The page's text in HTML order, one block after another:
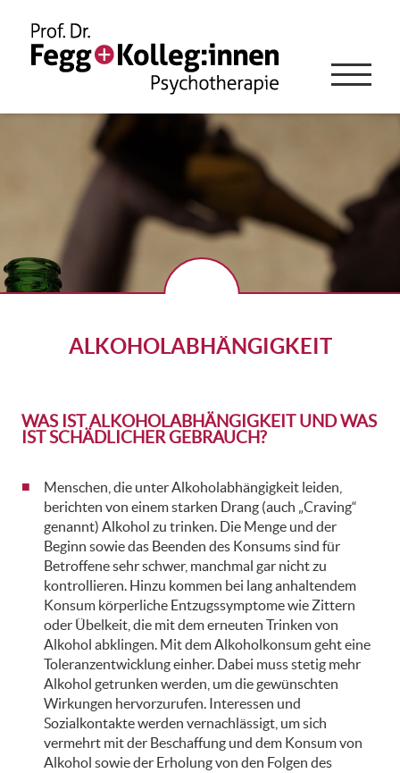
ALKOHOLABHÄNGIGKEIT
WAS IST ALKOHOLABHÄNGIGKEIT UND WAS
IST SCHÄDLICHER GEBRAUCH?
Menschen, die unter Alkoholabhängigkeit leiden,
berichten von einem starken Drang (auch „Craving“
genannt) Alkohol zu trinken. Die Menge und der
Beginn sowie das Beenden des Konsums sind für
Betroffene sehr schwer, manchmal gar nicht zu
kontrollieren. Hinzu kommen bei lang anhaltendem
Konsum körperliche Entzugssymptome wie Zittern
oder Übelkeit, die mit dem erneuten Trinken von
Alkohol abklingen. Mit dem Alkoholkonsum geht eine
Toleranzentwicklung einher. Dabei muss stetig mehr
Alkohol getrunken werden, um die gewünschten
Wirkungen hervorzurufen. Interessen und
Sozialkontakte werden vernachlässigt, um sich
vermehrt mit der Beschaffung und dem Konsum von
Alkohol sowie der Erholung von den Folgen des